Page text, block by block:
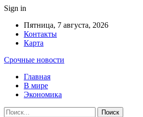
Sign in
Пятница, 7 августа, 2026
Контакты
Карта
Срочные новости
Главная
В мире
Экономика